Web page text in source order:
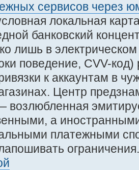
сервисов через
локальная
банковский
лишь в
поведение, CVV-
к аккаунтам в
Центр
возлюбленная
а
платежными